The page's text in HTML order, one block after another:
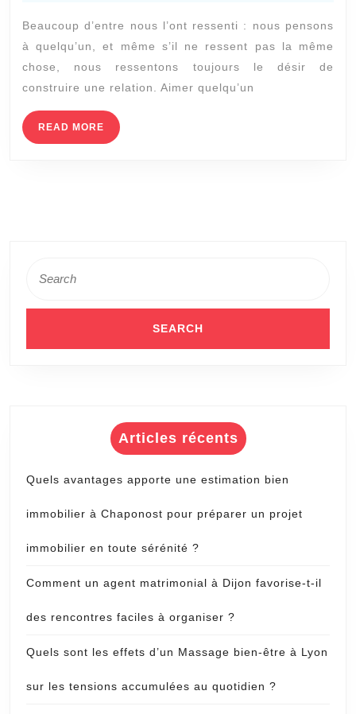
d’aimer
quelqu’un
que
ne
Beaucoup d’entre nous l’ont ressenti : nous pensons
à quelqu’un, et même s’il ne ressent pas la même
chose, nous ressentons toujours le désir de
construire une relation. Aimer quelqu’un
READ MORE READ
MORE
for:
Articles récents
Quels avantages apporte une estimation bien
immobilier à Chaponost pour préparer un projet
immobilier en toute sérénité ?
Comment un agent matrimonial à Dijon favorise-t-il
des rencontres faciles à organiser ?
Quels sont les effets d’un Massage bien-être à Lyon
sur les tensions accumulées au quotidien ?